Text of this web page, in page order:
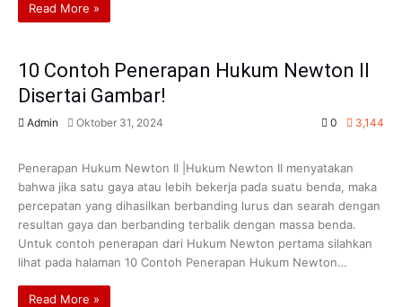
Read More »
10 Contoh Penerapan Hukum Newton II
Disertai Gambar!
Admin Oktober 31, 2024 0 3,144
Penerapan Hukum Newton II |Hukum Newton II menyatakan
bahwa jika satu gaya atau lebih bekerja pada suatu benda, maka
percepatan yang dihasilkan berbanding lurus dan searah dengan
resultan gaya dan berbanding terbalik dengan massa benda.
Untuk contoh penerapan dari Hukum Newton pertama silahkan
lihat pada halaman 10 Contoh Penerapan Hukum Newton…
Read More »